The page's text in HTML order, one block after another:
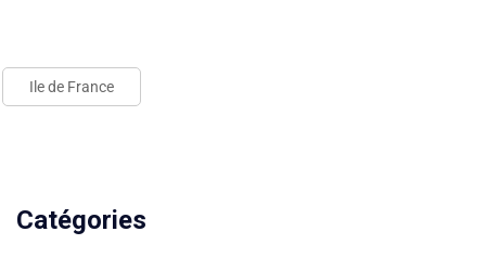
Ile de France
Catégories